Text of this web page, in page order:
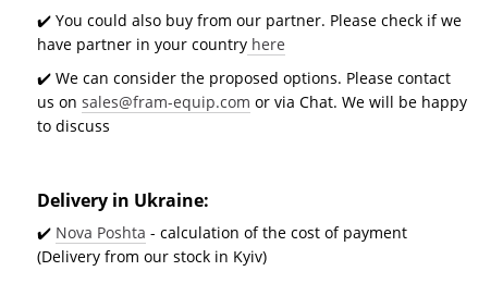
✔️ You could also buy from our partner. Please check if we
have partner in your country here
✔️ We can consider the proposed options. Please contact
us on sales@fram-equip.com or via Chat. We will be happy
to discuss
Delivery in Ukraine:
✔️ Nova Poshta - calculation of the cost of payment
(Delivery from our stock in Kyiv)